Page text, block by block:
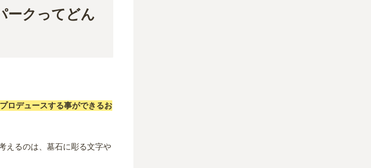
ークってどん
ロデュースする事ができるお
えるのは、墓石に彫る文字や